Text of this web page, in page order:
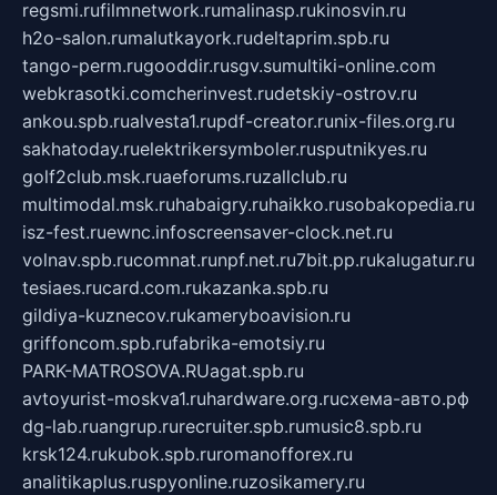
regsmi.rufilmnetwork.rumalinasp.rukinosvin.ru
h2o-salon.rumalutkayork.rudeltaprim.spb.ru
tango-perm.rugooddir.rusgv.sumultiki-online.com
webkrasotki.comcherinvest.rudetskiy-ostrov.ru
ankou.spb.rualvesta1.rupdf-creator.runix-files.org.ru
sakhatoday.ruelektrikersymboler.rusputnikyes.ru
golf2club.msk.ruaeforums.ruzallclub.ru
multimodal.msk.ruhabaigry.ruhaikko.rusobakopedia.ru
isz-fest.ruewnc.infoscreensaver-clock.net.ru
volnav.spb.rucomnat.runpf.net.ru7bit.pp.rukalugatur.ru
tesiaes.rucard.com.rukazanka.spb.ru
gildiya-kuznecov.rukameryboavision.ru
griffoncom.spb.rufabrika-emotsiy.ru
PARK-MATROSOVA.RUagat.spb.ru
avtoyurist-moskva1.ruhardware.org.ruсхема-авто.рф
dg-lab.ruangrup.rurecruiter.spb.rumusic8.spb.ru
krsk124.rukubok.spb.ruromanofforex.ru
analitikaplus.ruspyonline.ruzosikamery.ru